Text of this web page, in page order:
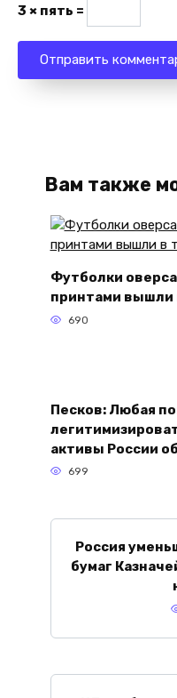
3 × пять =
Вам также
Футболки
принтами вышли
690
Песков: Любая
активы России
699
Россия
бумаг